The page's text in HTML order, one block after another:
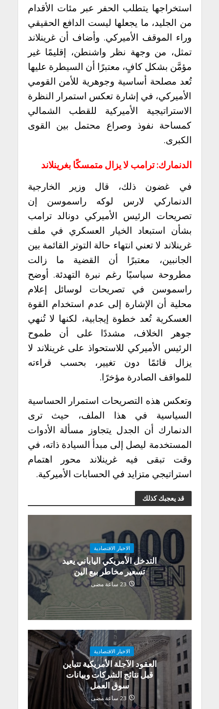
استخراجها يتطلب الحفر عبر مئات الأقدام
من الجليد، ما يجعلها ليست الدافع الحقيقي
وراء الموقف الأميركي. وأضاف أن غرينلاند
تمثل، من وجهة نظر واشنطن، إقليمًا غير
مؤمَّن بشكل كافٍ، معتبرًا أن السيطرة عليها
تُعد مصلحة أساسية وجوهرية للأمن القومي
الأميركي، في إشارة تعكس استمرار النظرة
الاستراتيجية الأميركية للقطب الشمالي
كمساحة نفوذ وصراع محتمل بين القوى
الكبرى.
الدنمارك: ترامب لا يزال متمسكًا بغرينلاند
في غضون ذلك، قال وزير الخارجية
الدنماركي لارس لوكه راسموسن إن
تصريحات الرئيس الأميركي دونالد ترامب
بشأن استبعاد الخيار العسكري في ملف
غرينلاند لا تعني انتهاء حالة التوتر القائمة بين
الجانبين، معتبرًا أن القضية ما زالت
مطروحة سياسيًا رغم نبرة التهدئة. أوضح
راسموسن في تصريحات لوسائل إعلام
محلية أن الإشارة إلى عدم استخدام القوة
العسكرية تُعد خطوة إيجابية، لكنها لا تُنهي
جوهر الخلاف، مشددًا على أن طموح
الرئيس الأميركي للاستحواذ على غرينلاند لا
يزال قائمًا دون تغيير، بحسب قراءته
للمواقف الصادرة مؤخرًا.
وتعكس هذه التصريحات استمرار الحساسية
السياسية في هذا الملف، حيث ترى
الدنمارك أن الجدل يتجاوز مسألة الأدوات
المستخدمة ليصل إلى مبدأ السيادة ذاته، في
وقت تبقى فيه غرينلاند محور اهتمام
استراتيجي متزايد في الحسابات الأميركية.
قد يعجبك كذلك
الاخبار الاقتصادية
التدخل الأمريكي الياباني يعيد
تسعير مخاطر بيع الين
23 ساعة مضى
الاخبار الاقتصادية
العقود الآجلة الأمريكية تتباين
قبل نتائج الشركات وبيانات
سوق العمل
23 ساعة مضى